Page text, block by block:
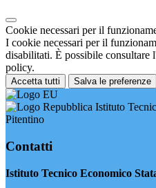
Cookie necessari per il
I cookie necessari per il
disabilitati. È possibile consultare
policy.
Accetta tutti Salva le preferenze
Istituto
Pitentino
Contatti
Istituto Tecnico Economico